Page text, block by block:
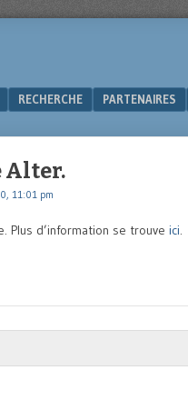
RECHERCHE PARTENAIRES
Alter.
11:01 pm
Plus d’information se trouve ici.